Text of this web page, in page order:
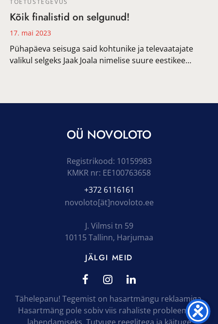
TOETUSTEGEVUS
Kõik finalistid on selgunud!
17. mai 2023
Pühapäeva seisuga said kohtunike ja televaatajate
valikul selgeks Jaak Joala nimelise suure eestikee…
Tähelepanu! Tegemist on hasartmängu reklaamiga.
Hasartmäng pole sobiv viis rahaliste probleemide
+372 6116161
novoloto[ät]novoloto.ee
J. Vilmsi tn 59
10115 Tallinn, Harjumaa
JÄLGI MEID
OÜ NOVOLOTO
Registrikood: 10159983
KMKR nr: EE100763658